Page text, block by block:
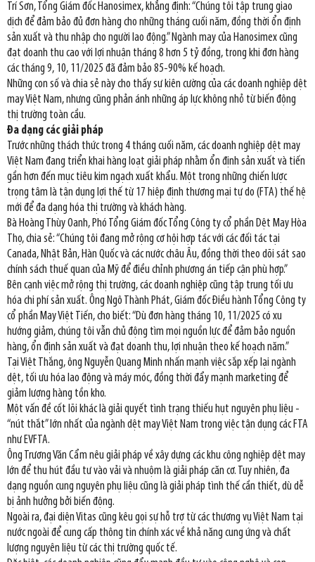
Trí Sơn, Tổng Giám đốc Hanosimex, khẳng định: “Chúng tôi tập trung giao
dịch để đảm bảo đủ đơn hàng cho những tháng cuối năm, đồng thời ổn định
sản xuất và thu nhập cho người lao động.” Ngành may của Hanosimex cũng
đạt doanh thu cao với lợi nhuận tháng 8 hơn 5 tỷ đồng, trong khi đơn hàng
các tháng 9, 10, 11/2025 đã đảm bảo 85-90% kế hoạch.
Những con số và chia sẻ này cho thấy sự kiên cường của các doanh nghiệp dệt
may Việt Nam, nhưng cũng phản ánh những áp lực không nhỏ từ biến động
thị trường toàn cầu.
Đa dạng các giải pháp
Trước những thách thức trong 4 tháng cuối năm, các doanh nghiệp dệt may
Việt Nam đang triển khai hàng loạt giải pháp nhằm ổn định sản xuất và tiến
gần hơn đến mục tiêu kim ngạch xuất khẩu. Một trong những chiến lược
trọng tâm là tận dụng lợi thế từ 17 hiệp định thương mại tự do (FTA) thế hệ
mới để đa dạng hóa thị trường và khách hàng.
Bà Hoàng Thùy Oanh, Phó Tổng Giám đốc Tổng Công ty cổ phần Dệt May Hòa
Thọ, chia sẻ: “Chúng tôi đang mở rộng cơ hội hợp tác với các đối tác tại
Canada, Nhật Bản, Hàn Quốc và các nước châu Âu, đồng thời theo dõi sát sao
chính sách thuế quan của Mỹ để điều chỉnh phương án tiếp cận phù hợp.”
Bên cạnh việc mở rộng thị trường, các doanh nghiệp cũng tập trung tối ưu
hóa chi phí sản xuất. Ông Ngô Thành Phát, Giám đốc Điều hành Tổng Công ty
cổ phần May Việt Tiến, cho biết: “Dù đơn hàng tháng 10, 11/2025 có xu
hướng giảm, chúng tôi vẫn chủ động tìm mọi nguồn lực để đảm bảo nguồn
hàng, ổn định sản xuất và đạt doanh thu, lợi nhuận theo kế hoạch năm.”
Tại Việt Thắng, ông Nguyễn Quang Minh nhấn mạnh việc sắp xếp lại ngành
dệt, tối ưu hóa lao động và máy móc, đồng thời đẩy mạnh marketing để
giảm lượng hàng tồn kho.
Một vấn đề cốt lõi khác là giải quyết tình trạng thiếu hụt nguyên phụ liệu -
“nút thắt” lớn nhất của ngành dệt may Việt Nam trong việc tận dụng các FTA
như EVFTA.
Ông Trương Văn Cẩm nêu giải pháp về xây dựng các khu công nghiệp dệt may
lớn để thu hút đầu tư vào vải và nhuộm là giải pháp căn cơ. Tuy nhiên, đa
dạng nguồn cung nguyên phụ liệu cũng là giải pháp tình thế cần thiết, dù dễ
bị ảnh hưởng bởi biến động.
Ngoài ra, đại diện Vitas cũng kêu gọi sự hỗ trợ từ các thương vụ Việt Nam tại
nước ngoài để cung cấp thông tin chính xác về khả năng cung ứng và chất
lượng nguyên liệu từ các thị trường quốc tế.